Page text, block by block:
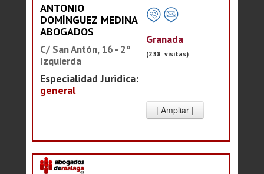
ANTONIO
DOMÍNGUEZ MEDINA
ABOGADOS
C/ San Antón, 16 - 2º
Izquierda
Especialidad Juridica:
general
Granada
(238 visitas)